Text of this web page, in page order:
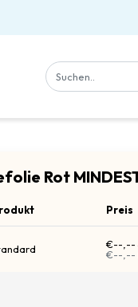
Rot
Preis
€--,--
€--,--